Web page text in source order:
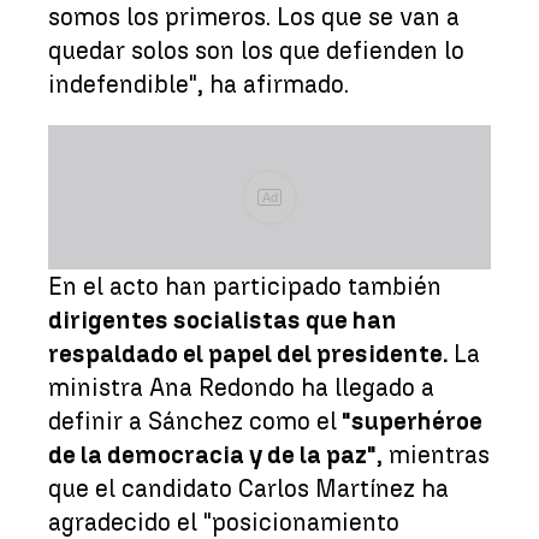
somos los primeros. Los que se van a
quedar solos son los que defienden lo
indefendible", ha afirmado.
Ad
En el acto han participado también
dirigentes socialistas que han
respaldado el papel del presidente. La
ministra Ana Redondo ha llegado a
definir a Sánchez como el "superhéroe
de la democracia y de la paz", mientras
que el candidato Carlos Martínez ha
agradecido el "posicionamiento